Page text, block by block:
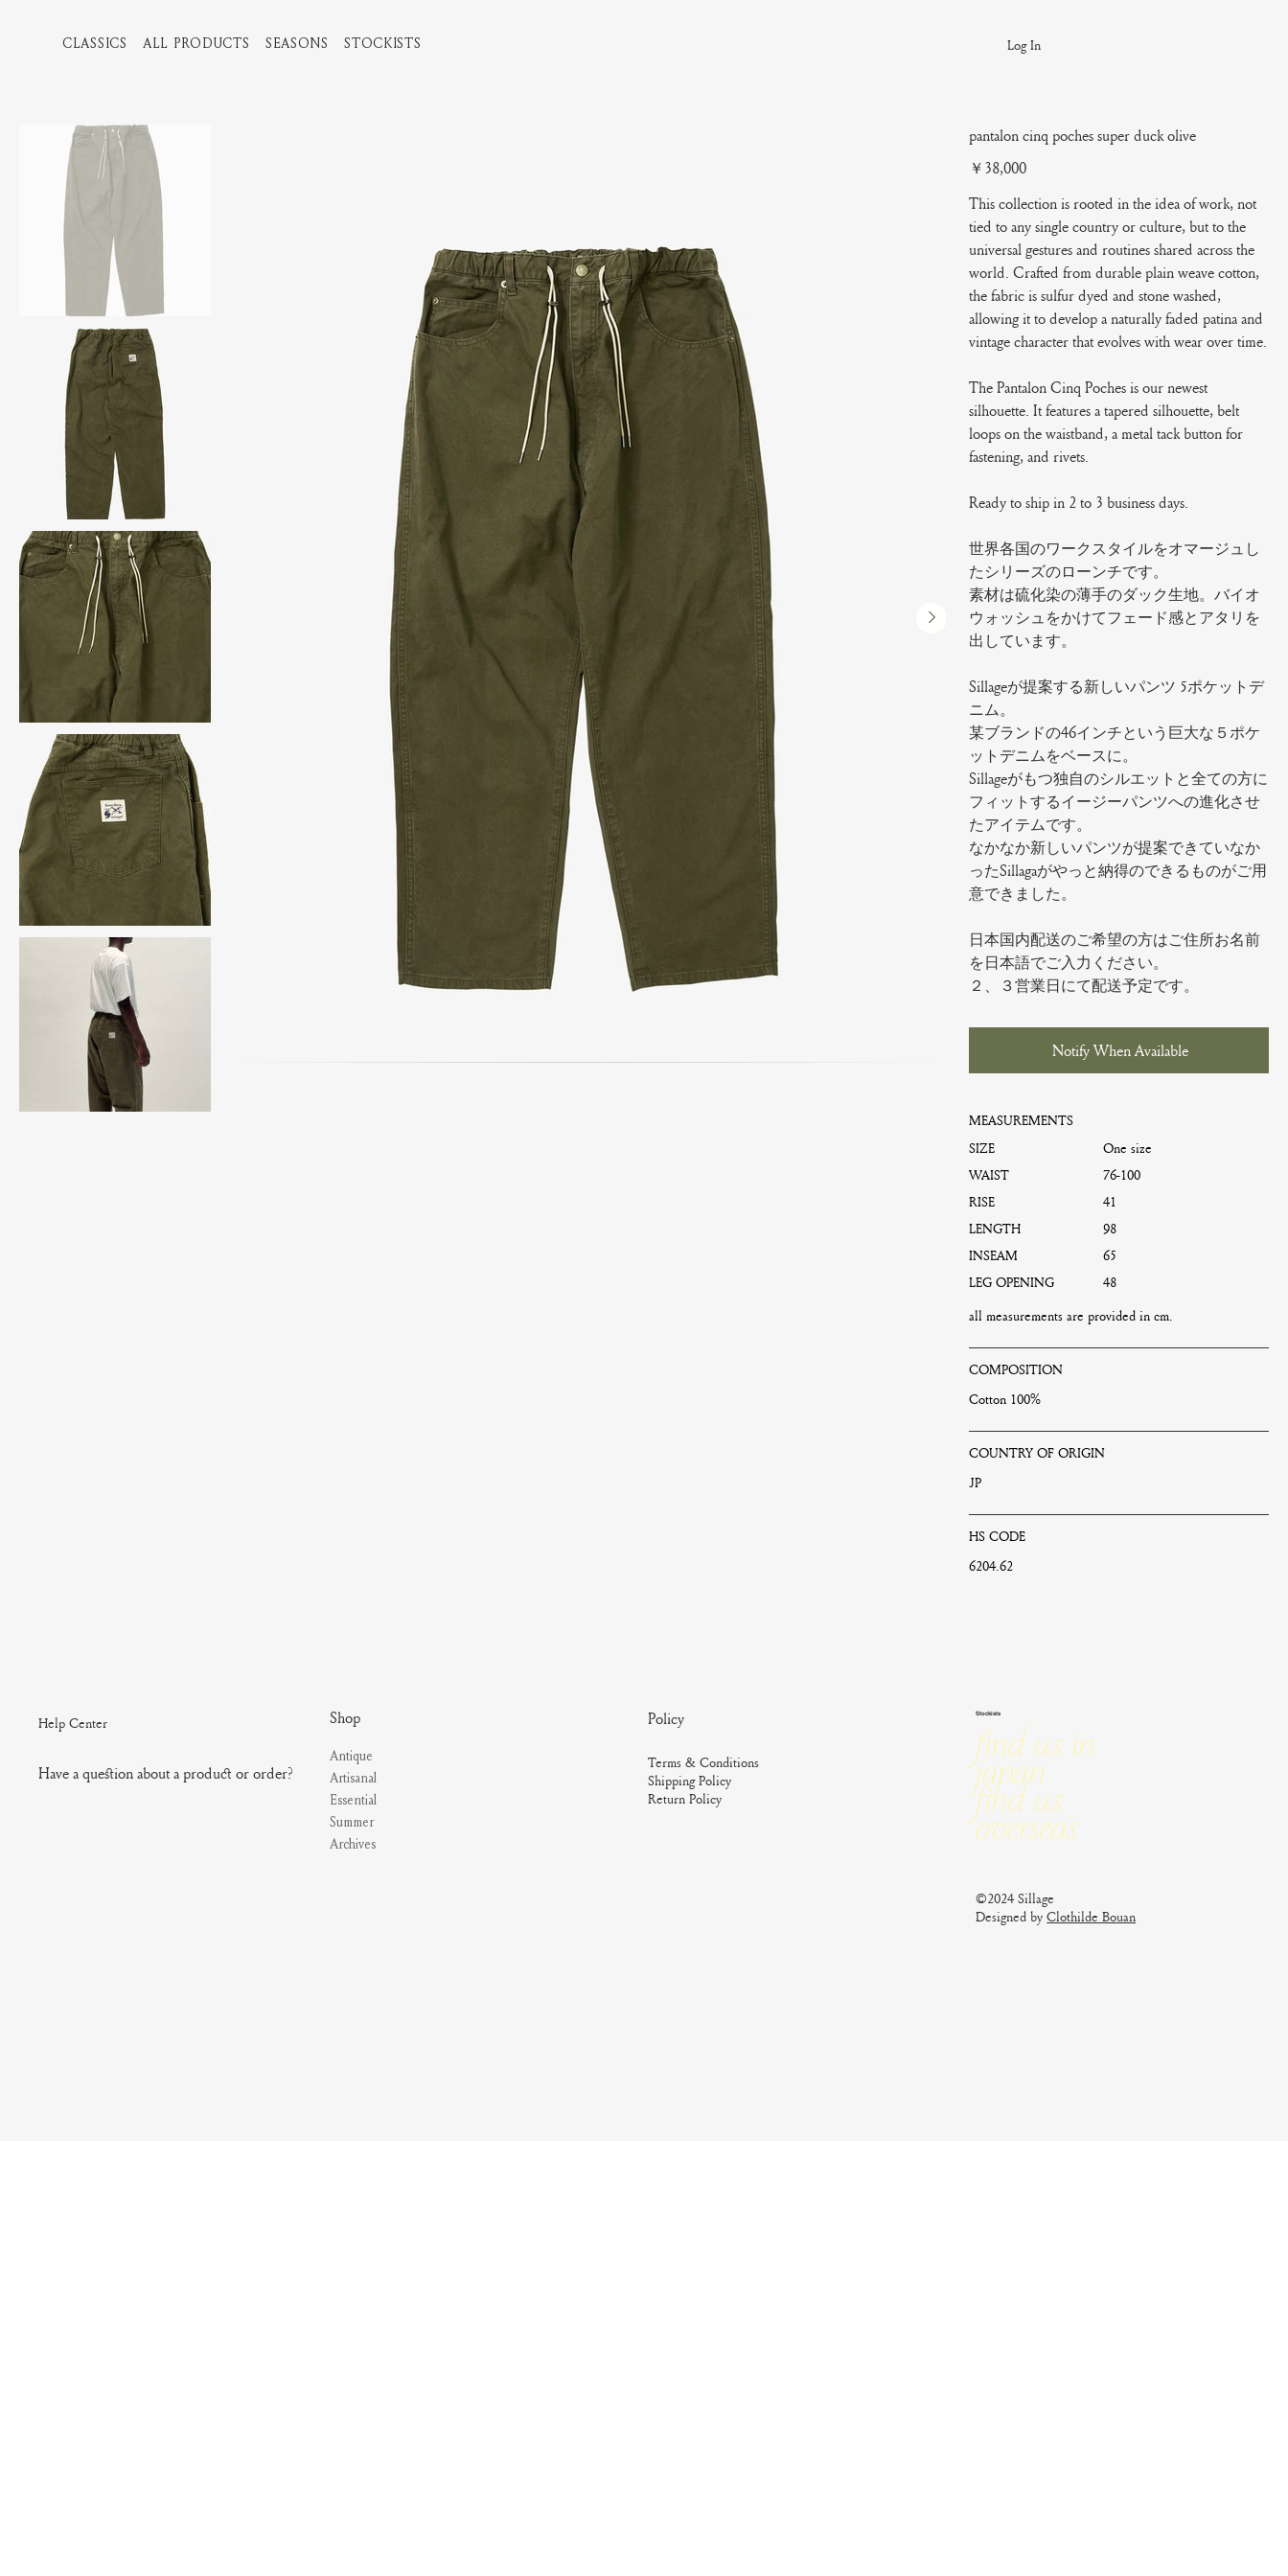
CLASSICS ALL PRODUCTS SEASONS STOCKISTS Log In
pantalon cinq poches super duck olive
Price
￥38,000
This collection is rooted in the idea of work, not
tied to any single country or culture, but to the
universal gestures and routines shared across the
world. Crafted from durable plain weave cotton,
the fabric is sulfur dyed and stone washed,
allowing it to develop a naturally faded patina and
vintage character that evolves with wear over time.
The Pantalon Cinq Poches is our newest
silhouette. It features a tapered silhouette, belt
loops on the waistband, a metal tack button for
fastening, and rivets.
Ready to ship in 2 to 3 business days.
世界各国のワークスタイルをオマージュし
たシリーズのローンチです。
素材は硫化染の薄手のダック生地。バイオ
ウォッシュをかけてフェード感とアタリを
出しています。
Sillageが提案する新しいパンツ 5ポケットデ
ニム。
某ブランドの46インチという巨大な５ポケ
ットデニムをベースに。
Sillageがもつ独自のシルエットと全ての方に
フィットするイージーパンツへの進化させ
たアイテムです。
なかなか新しいパンツが提案できていなか
ったSillagaがやっと納得のできるものがご用
意できました。
日本国内配送のご希望の方はご住所お名前
を日本語でご入力ください。
２、３営業日にて配送予定です。
Notify When Available
MEASUREMENTS
SIZE
One size
WAIST
76-100
RISE
41
LENGTH
98
INSEAM
65
LEG OPENING
48
all measurements are provided in cm.
COMPOSITION
Cotton 100%
COUNTRY OF ORIGIN
JP
HS CODE
6204.62
©2024 Sillage
Designed byClothilde Bouan
Find us in
Japan
Find us
Overseas
Stockists
Terms & Conditions
Shipping Policy
Return Policy
Policy
Shop
Antique
Artisanal
Essential
Summer
Archives
Help Center
Have a question about a product or order?